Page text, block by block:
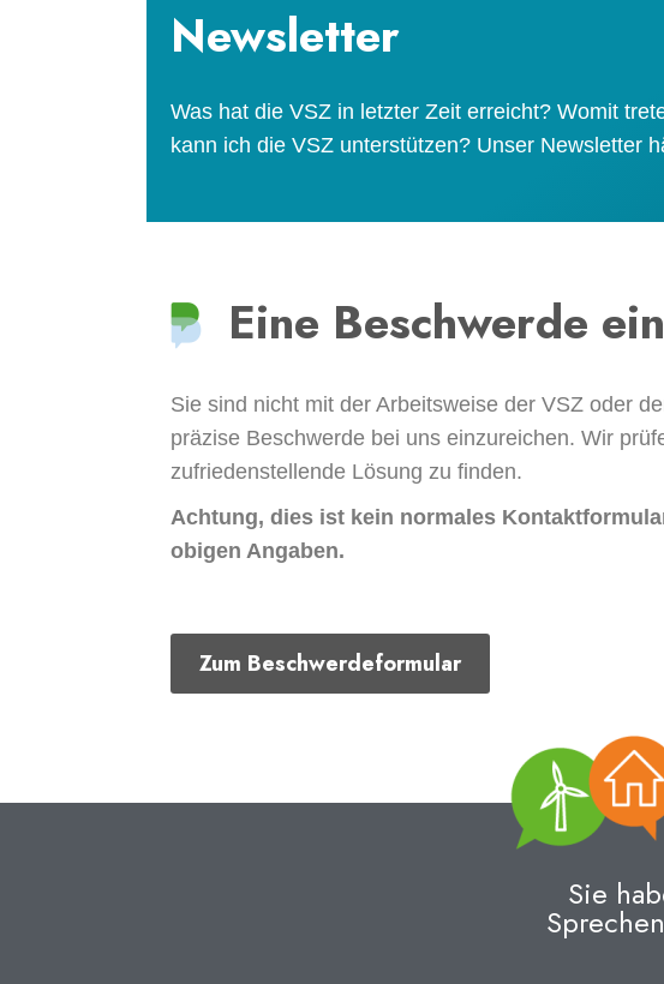
Newsletter
Was hat die VSZ in letzter Zeit erreicht? Womit
kann ich die VSZ unterstützen? Unser Newsletter
Eine Beschwerde
Sie sind nicht mit der Arbeitsweise der VSZ oder
präzise Beschwerde bei uns einzureichen. Wir
zufriedenstellende Lösung zu finden.
Achtung, dies ist kein normales
obigen Angaben.
Zum Beschwerdeformular
Sie